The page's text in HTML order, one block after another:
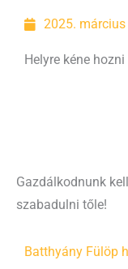
2025.
Helyre kéne
Gazdálkodnunk
szabadulni tőle!
Batthyány Fülöp